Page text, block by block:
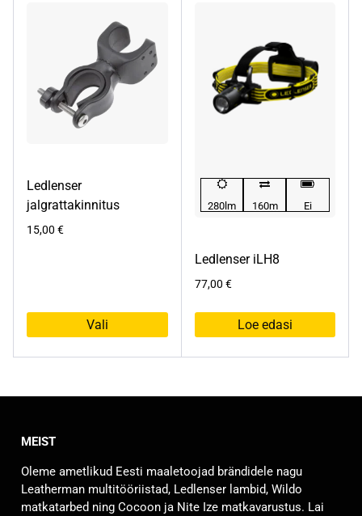
Ledlenser
jalgrattakinnitus
15,00 €
Vali
Valikuid
saab
teha
tootelehel.
280lm 160m Ei
Ledlenser iLH8
77,00 €
Loe edasi
MEIST
Oleme ametlikud Eesti maaletoojad brändidele nagu
Leatherman multitööriistad, Ledlenser lambid, Wildo
matkatarbed ning Cocoon ja Nite Ize matkavarustus. Lai